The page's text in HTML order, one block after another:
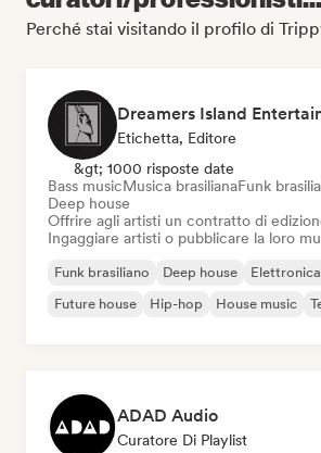
Perché stai visitando il profilo di
Dreamers Island
Etichetta, Editore
&gt; 1000 risposte date
Bass musicMusica brasilianaFunk
Deep house
Offrire agli artisti un contratto di
Ingaggiare artisti o pubblicare la loro
Funk brasiliano Deep house Elettronica
Future house
Hip-hop House music
ADAD Audio
Curatore Di Playlist